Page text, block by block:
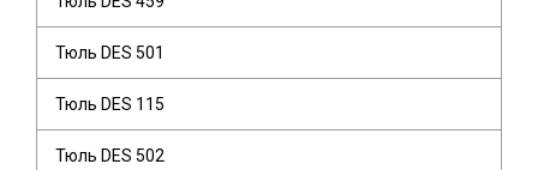
Тюль DES 501
Тюль DES 115
Тюль DES 502